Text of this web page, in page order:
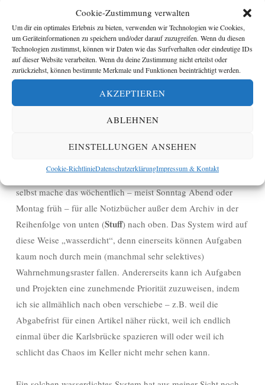
Cookie-Zustimmung verwalten
Um dir ein optimales Erlebnis zu bieten, verwenden wir Technologien wie Cookies,
um Geräteinformationen zu speichern und/oder darauf zuzugreifen. Wenn du diesen
Technologien zustimmst, können wir Daten wie das Surfverhalten oder eindeutige IDs
auf dieser Website verarbeiten. Wenn du deine Zustimmung nicht erteilst oder
zurückziehst, können bestimmte Merkmale und Funktionen beeinträchtigt werden.
AKZEPTIEREN
ABLEHNEN
EINSTELLUNGEN ANSEHEN
Cookie-RichtlinieDatenschutzerklärungImpressum & Kontakt
Notizbuch 8 – Stuff– könnte auch Posteingang oder
Inbox heißen. Es wird als „Standardnotizbuch“ definiert,
d.h., dort landen zunächst einmal alle Notizen, die ich
noch keinem anderen Notizbuch zugeordnet habe.
Notizbuch 9schließlich enthält Notizen, die bearbeitet
sind, die ich aber für eventuellen späteren Gebrauch in
Eine zentrale Idee bei David Allen besteht darin, das wie auch
Aufgabenverwaltung regelmäßig durchzusehen (review
selbst mache das wöchentlich – meist Sonntag Abend oder
Montag früh – für alle Notizbücher außer dem Archiv in der
Reihenfolge von unten (Stuff) nach oben. Das System wird auf
diese Weise „wasserdicht“, denn einerseits können Aufgaben
kaum noch durch mein (manchmal sehr selektives)
Wahrnehmungsraster fallen. Andererseits kann ich Aufgaben
und Projekten eine zunehmende Priorität zuzuweisen, indem
ich sie allmählich nach oben verschiebe – z.B. weil die
Abgabefrist für einen Artikel näher rückt, weil ich endlich
einmal über die Karlsbrücke spazieren will oder weil ich
schlicht das Chaos im Keller nicht mehr sehen kann.